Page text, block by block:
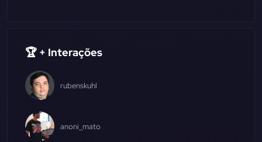
🏆 + Interações
rubenskuhl
anoni_mato